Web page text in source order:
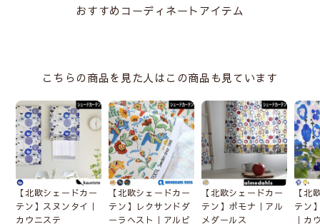
おすすめコーディネートアイテム
こちらの商品を見た人はこの商品も見ています
【北欧シェードカー
テン】スヌンタイ｜
カウニステ
【北欧シェードカー
テン】レクサンドダ
ーラヘスト｜アルビ
【北欧シェードカー
テン】ポモナ｜アル
メダールス
【北
テン
｜カ